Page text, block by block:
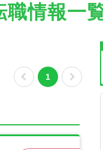
職情報一
1